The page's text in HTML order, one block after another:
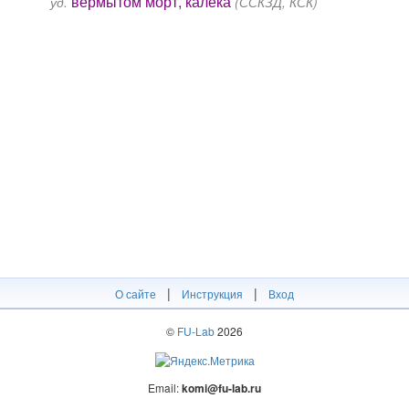
О сайте | Инструкция | Вход
© FU-Lab2026
Email:komi@fu-lab.ru